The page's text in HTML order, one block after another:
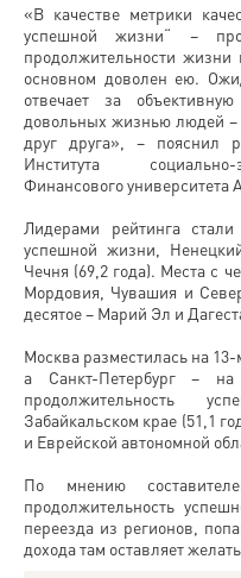
«В качестве метрики
успешной жизни“ –
продолжительности
основном доволен ею.
отвечает за
довольных жизнью людей –
друг друга», – пояснил
Института социально-
Финансового университета
Лидерами рейтинга
успешной жизни,
Чечня (69,2 года). Места с
Мордовия, Чувашия и
десятое – Марий Эл и
Москва разместилась на
а Санкт-Петербург –
продолжительность
Забайкальском крае (51,1
и Еврейской автономной
По мнению
продолжительность
переезда из регионов,
дохода там оставляет